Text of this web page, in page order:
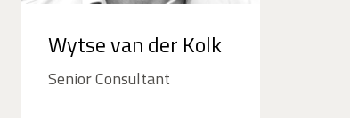
Wytse van der Kolk
Senior Consultant